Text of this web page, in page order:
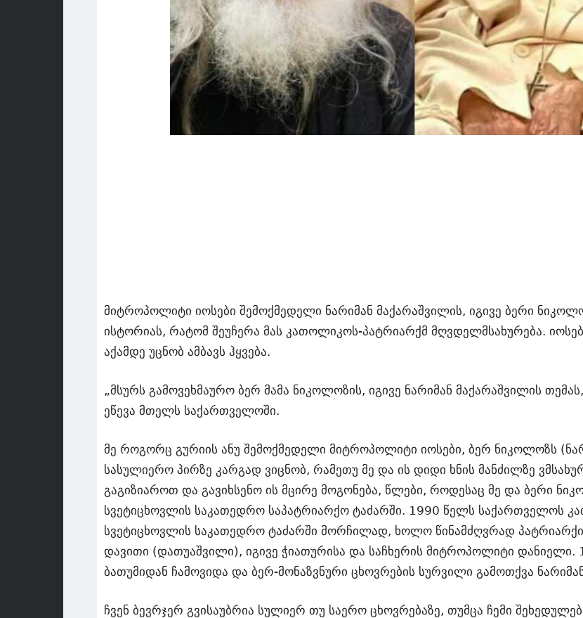
მიტროპოლიტი იოსები შემოქმედელი ნარიმან მაქარაშვილის, იგივე ბერი
ისტორიას, რატომ შეუჩერა მას კათოლიკოს-პატრიარქმ მღვდელმსახურება.
აქამდე უცნობ ამბავს ჰყვება.
„მსურს გამოვეხმაურო ბერ მამა ნიკოლოზის, იგივე ნარიმან მაქარაშვილის
ეწევა მთელს საქართველოში.
მე როგორც გურიის ანუ შემოქმედელი მიტროპოლიტი იოსები, ბერ ნიკოლოზს
სასულიერო პირზე კარგად ვიცნობ, რამეთუ მე და ის დიდი ხნის მანძილზე
გაგიზიაროთ და გავიხსენო ის მცირე მოგონება, წლები, როდესაც მე და ბერი
სვეტიცხოვლის საკათედრო საპატრიარქო ტაძარში. 1990 წელს საქართველოს
სვეტიცხოვლის საკათედრო ტაძარში მორჩილად, ხოლო წინამძღვრად
დავითი (დათუაშვილი), იგივე ჭიათურისა და საჩხერის მიტროპოლიტი
ბათუმიდან ჩამოვიდა და ბერ-მონაზვნური ცხოვრების სურვილი გამოთქვა
ჩვენ ბევრჯერ გვისაუბრია სულიერ თუ საერო ცხოვრებაზე, თუმცა ჩემი